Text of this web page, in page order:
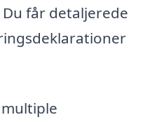
får detaljerede